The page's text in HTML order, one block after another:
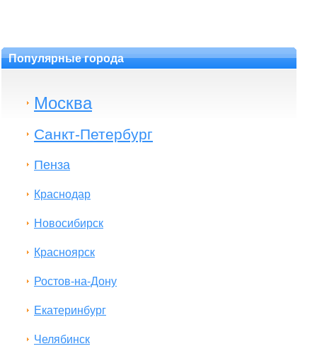
Популярные города
Москва
Санкт-Петербург
Пенза
Краснодар
Новосибирск
Красноярск
Ростов-на-Дону
Екатеринбург
Челябинск